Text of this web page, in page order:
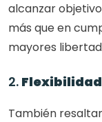
alcanzar
más que en
mayores
2.
También